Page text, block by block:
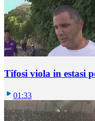
Tifosi viola in estasi
01:33